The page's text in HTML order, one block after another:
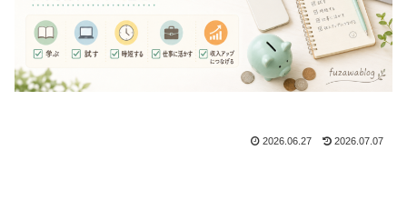
2026.06.27 2026.07.07